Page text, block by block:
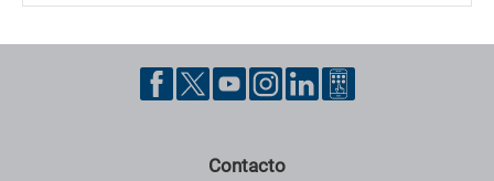
Contacto